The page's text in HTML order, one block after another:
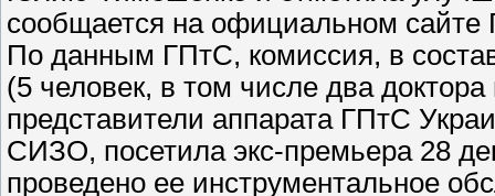
сообщается на официальном сайте
По данным ГПтС, комиссия, в
(5 человек, в том числе два
представители аппарата ГПтС
СИЗО, посетила экс-премьера 28
проведено ее инструментальное